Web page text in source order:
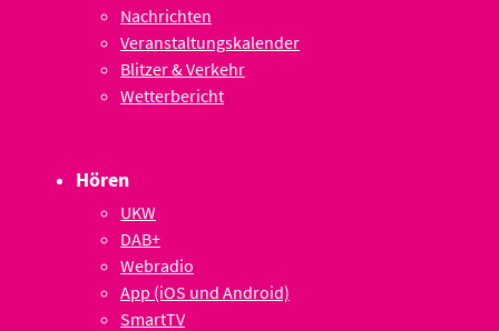
Nachrichten
Veranstaltungskalender
Blitzer & Verkehr
Wetterbericht
Hören
UKW
DAB+
Webradio
App (iOS und Android)
SmartTV